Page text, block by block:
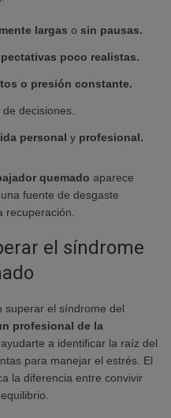
largas o sin pausas.
poco realistas.
o presión constante.
decisiones.
personal y profesional.
quemado aparece
fuente de desgaste
recuperación.
el síndrome
superar el síndrome del
profesional de la
ayudarte a identificar la raíz del
para manejar el estrés. El
la diferencia entre convivir